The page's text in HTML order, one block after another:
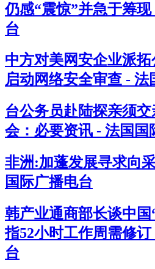
仍感“震惊”并急于筹
台
中方对美网安企业派
启动网络安全审查 - 法
台公务员赴陆探亲须
会：必要资讯 - 法国国
非洲:加蓬发展寻求向
国际广播电台
韩产业通商部长谈中国
指52小时工作周需修
台